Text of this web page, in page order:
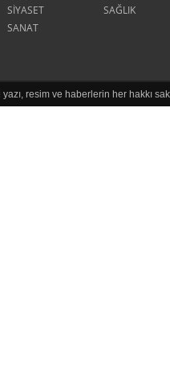
SİYASET
SAĞLIK
SANAT
resim ve haberlerin her hakkı